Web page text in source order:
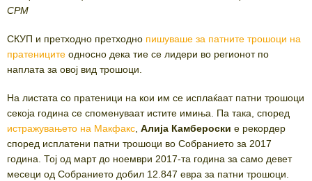
СРМ
СКУП и претходно претходно пишуваше за патните трошоци на
пратениците односно дека тие се лидери во регионот по
наплата за овој вид трошоци.
На листата со пратеници на кои им се исплаќаат патни трошоци
секоја година се споменуваат истите имиња. Па така, според
истражувањето на Макфакс, Алија Камбероски е рекордер
според исплатени патни трошоци во Собранието за 2017
година. Тој од март до ноември 2017-та година за само девет
месеци од Собранието добил 12.847 евра за патни трошоци.